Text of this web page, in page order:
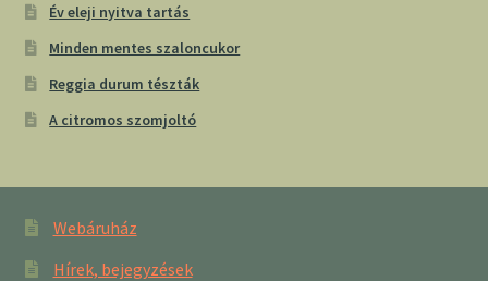
Év eleji nyitva tartás
Minden mentes szaloncukor
Reggia durum tészták
A citromos szomjoltó
Webáruház
Hírek, bejegyzések